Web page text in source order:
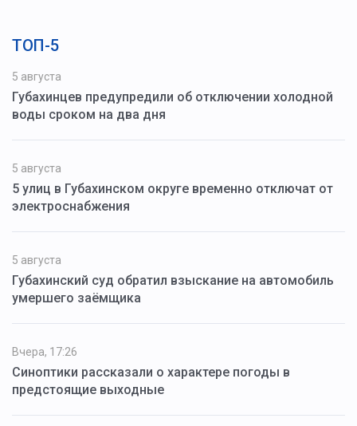
ТОП-5
5 августа
Губахинцев предупредили об отключении холодной
воды сроком на два дня
5 августа
5 улиц в Губахинском округе временно отключат от
электроснабжения
5 августа
Губахинский суд обратил взыскание на автомобиль
умершего заёмщика
Вчера, 17:26
Синоптики рассказали о характере погоды в
предстоящие выходные